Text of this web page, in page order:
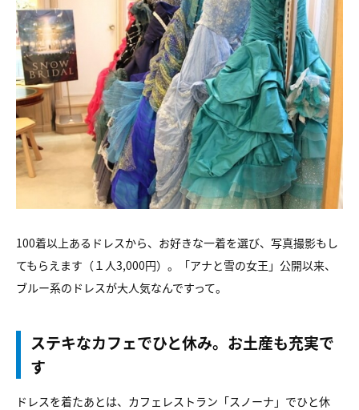
100着以上あるドレスから、お好きな一着を選び、写真撮影もし
てもらえます（１人3,000円）。「アナと雪の女王」公開以来、
ブルー系のドレスが大人気なんですって。
ステキなカフェでひと休み。お土産も充実で
す
ドレスを着たあとは、カフェレストラン「スノーナ」でひと休